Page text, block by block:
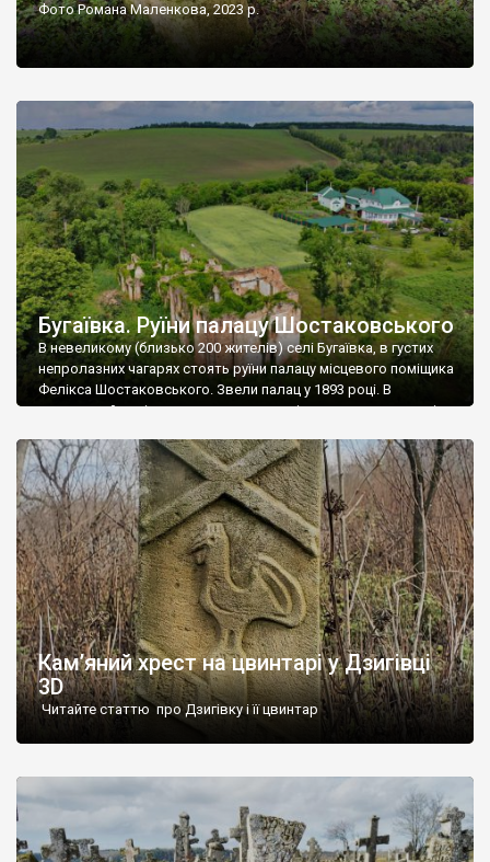
Фото Романа Маленкова, 2023 р.
Бугаївка. Руїни палацу Шостаковського
В невеликому (близько 200 жителів) селі Бугаївка, в густих
непролазних чагарях стоять руїни палацу місцевого поміщика
Фелікса Шостаковського. Звели палац у 1893 році. В
радянський період у ньому спочатку містилася школа, потім
століття тут розмістили туберкульозну лікарню. Коли із
палацу виїхала лікарня – ми точно не […]
Кам’яний хрест на цвинтарі у Дзигівці
3D
Читайте статтю про Дзигівку і її цвинтар